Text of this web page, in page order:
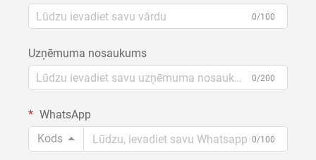
0/100
Uzņēmuma nosaukums
0/200
WhatsApp
Kods
0/100